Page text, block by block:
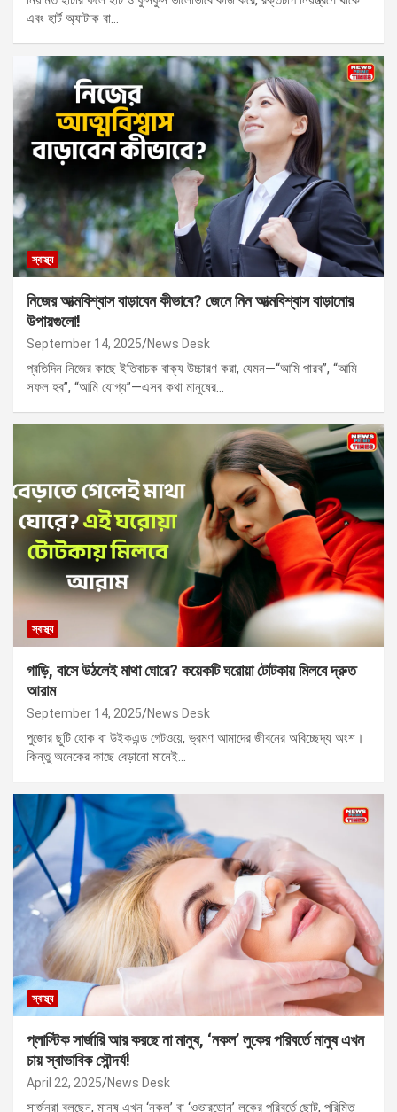
এবং হার্ট অ্যাটাক বা…
স্বাস্থ্য
নিজের আত্মবিশ্বাস বাড়াবেন কীভাবে? জেনে নিন আত্মবিশ্বাস বাড়ানোর
উপায়গুলো!
September 14, 2025 News Desk
প্রতিদিন নিজের কাছে ইতিবাচক বাক্য উচ্চারণ করা, যেমন—“আমি পারব”, “আমি
সফল হব”, “আমি যোগ্য”—এসব কথা মানুষের…
স্বাস্থ্য
গাড়ি, বাসে উঠলেই মাথা ঘোরে? কয়েকটি ঘরোয়া টোটকায় মিলবে দ্রুত
আরাম
September 14, 2025 News Desk
পুজোর ছুটি হোক বা উইকএন্ড গেটওয়ে, ভ্রমণ আমাদের জীবনের অবিচ্ছেদ্য অংশ।
কিন্তু অনেকের কাছে বেড়ানো মানেই…
স্বাস্থ্য
প্লাস্টিক সার্জারি আর করছে না মানুষ, ‘নকল’ লুকের পরিবর্তে মানুষ এখন
চায় স্বাভাবিক সৌন্দর্য!
April 22, 2025 News Desk
সার্জনরা বলছেন, মানুষ এখন ‘নকল’ বা ‘ওভারডোন’ লুকের পরিবর্তে ছোট, পরিমিত